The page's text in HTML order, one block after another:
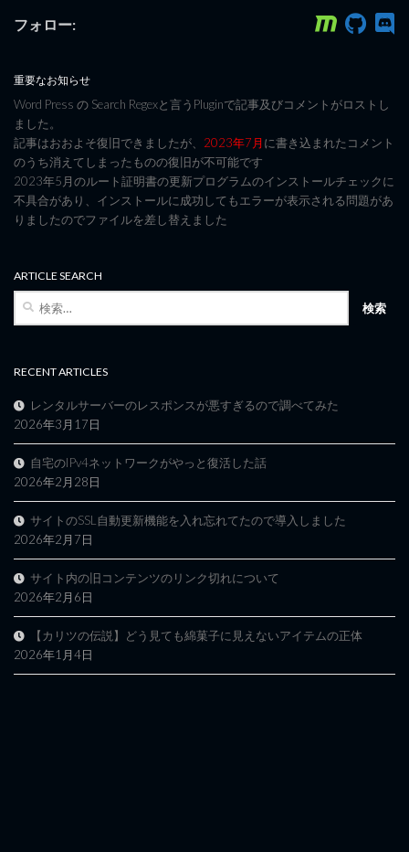
フォロー:
重要なお知らせ
Word Press の Search Regexと言うPluginで記事及びコメントがロストし
ました。
記事はおおよそ復旧できましたが、 2023年7月に書き込まれたコメント
のうち消えてしまったものの復旧が不可能です
2023年5月のルート証明書の更新プログラムのインストールチェックに
不具合があり、インストールに成功してもエラーが表示される問題があ
りましたのでファイルを差し替えました
ARTICLE SEARCH
検
RECENT ARTICLES
レンタルサーバーのレスポンスが悪すぎるので調べてみた
2026年3月17日
自宅のIPv4ネットワークがやっと復活した話
2026年2月28日
サイトのSSL自動更新機能を入れ忘れてたので導入しました
2026年2月7日
サイト内の旧コンテンツのリンク切れについて
2026年2月6日
【カリツの伝説】どう見ても綿菓子に見えないアイテムの正体
2026年1月4日